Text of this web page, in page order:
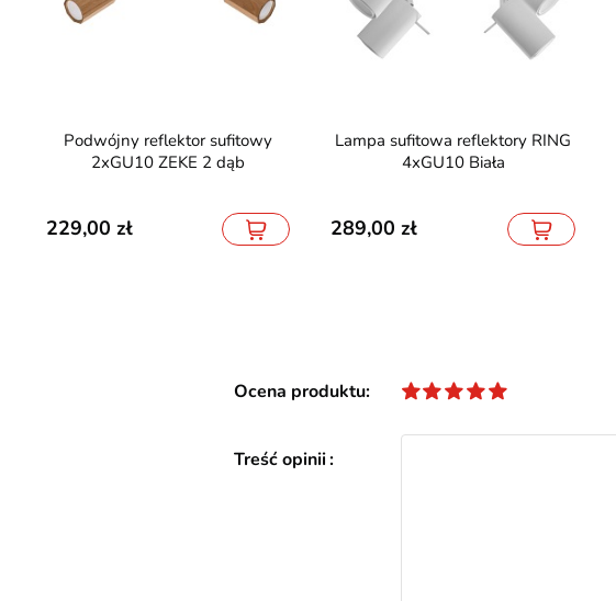
Podwójny reflektor sufitowy
2xGU10 ZEKE 2 dąb
229,00
Lampa sufitowa reflektory RING
4xGU10 Biała
289,00
Ocena produktu
Treść opinii